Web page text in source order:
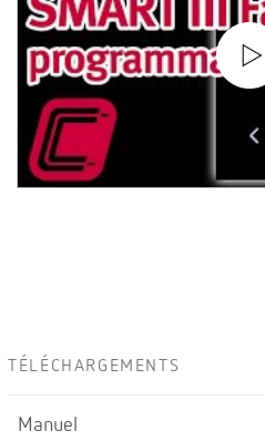
TÉLÉCHARGEMENTS
Manuel